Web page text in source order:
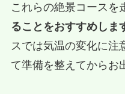
これらの絶景コースを
ることをおすすめしま
スでは気温の変化に注
て準備を整えてからお